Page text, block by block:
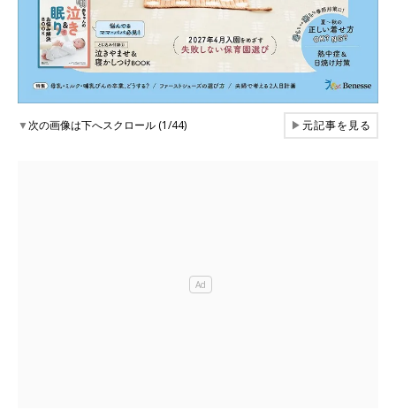
▼次の画像は下へスクロール (1/44) ▶元記事を見る